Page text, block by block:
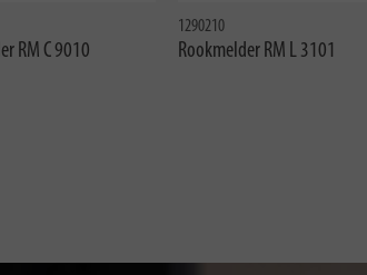
RM C 9010
1290210
Rookmelder RM L 3101